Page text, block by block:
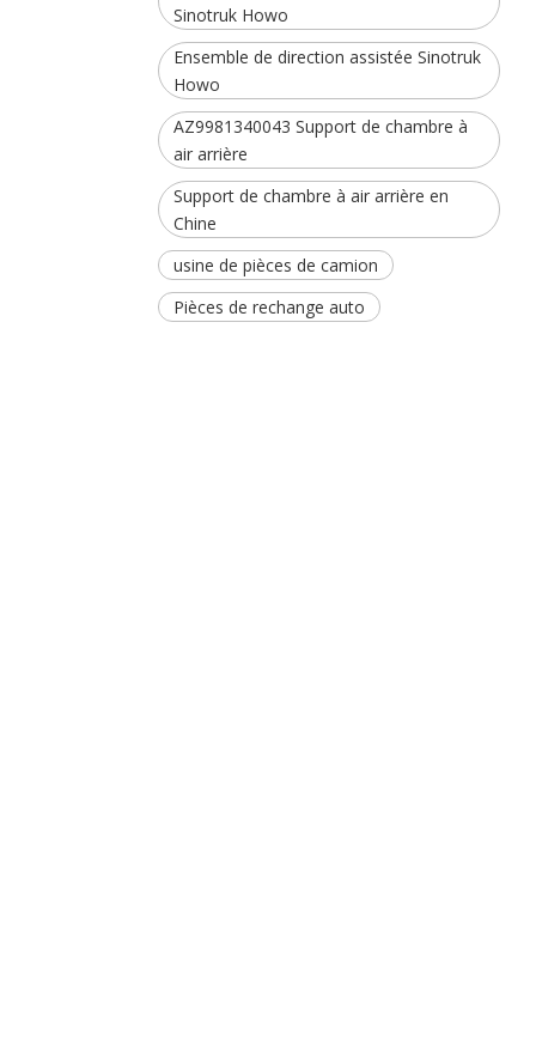
Sinotruk Howo
Ensemble de direction assistée Sinotruk
Howo
AZ9981340043 Support de chambre à
air arrière
Support de chambre à air arrière en
Chine
usine de pièces de camion
Pièces de rechange auto